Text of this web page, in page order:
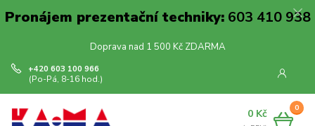
Pronájem prezentační techniky:603 410 938
Doprava nad 1 500 Kč ZDARMA
+420 603 100 966
(Po-Pá, 8-16 hod.)
0
0 Kč